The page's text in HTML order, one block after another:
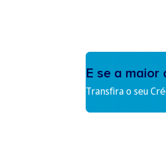
E se a maior
Transfira o seu